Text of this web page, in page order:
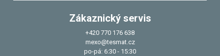
Zákaznický servis
+420 770 176 638
mexo@tesmat.cz
po-pá: 6:30 - 15:30